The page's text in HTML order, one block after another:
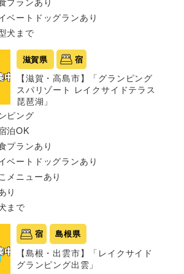
ベートドッグランあり
犬まで
滋賀県 宿
【滋賀・高島市】「グランピング
スパリゾート レイクサイドテラス
琵琶湖」
ピング
泊OK
プランあり
ベートドッグランあり
メニューあり
り
まで
宿 島根県
【島根・出雲市】「レイクサイド
グランピング出雲」